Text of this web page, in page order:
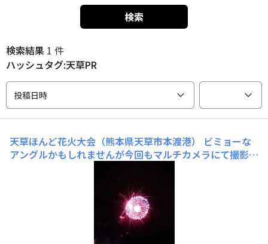
検索
検索結果 1 件
ハッシュタグ:天草PR
投稿日時
天草ほんど花火大会（熊本県天草市本渡港）
ビミョーな
アングルかもしれませんが今回もマルチカメラにて撮影